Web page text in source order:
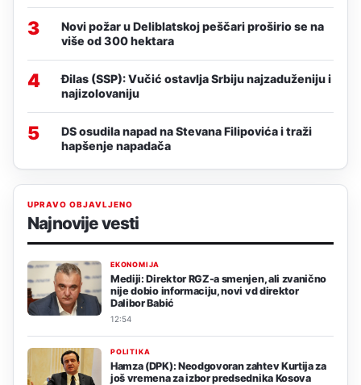
3
Novi požar u Deliblatskoj peščari proširio se na
više od 300 hektara
4
Đilas (SSP): Vučić ostavlja Srbiju najzaduženiju i
najizolovaniju
5
DS osudila napad na Stevana Filipovića i traži
hapšenje napadača
UPRAVO OBJAVLJENO
Najnovije vesti
EKONOMIJA
Mediji: Direktor RGZ-a smenjen, ali zvanično
nije dobio informaciju, novi vd direktor
Dalibor Babić
12:54
POLITIKA
Hamza (DPK): Neodgovoran zahtev Kurtija za
još vremena za izbor predsednika Kosova